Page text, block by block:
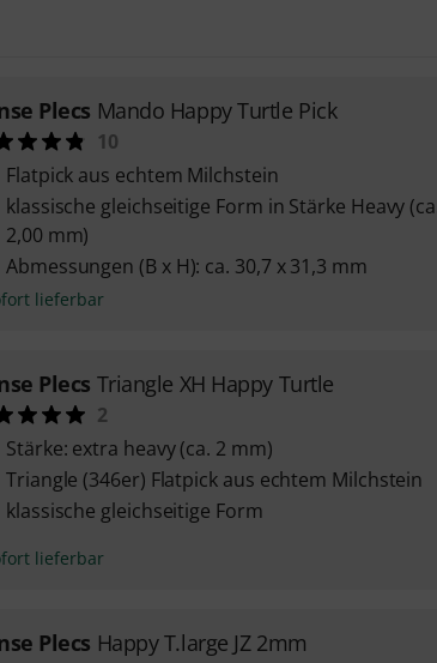
Plecs Mando Happy Turtle Pick
10
Flatpick aus echtem Milchstein
klassische gleichseitige Form in Stärke Heavy
2,00 mm)
Abmessungen (B x H): ca. 30,7 x 31,3 mm
lieferbar
Plecs Triangle XH Happy Turtle
2
Stärke: extra heavy (ca. 2 mm)
Triangle (346er) Flatpick aus echtem Milchstein
klassische gleichseitige Form
lieferbar
Plecs Happy T.large JZ 2mm